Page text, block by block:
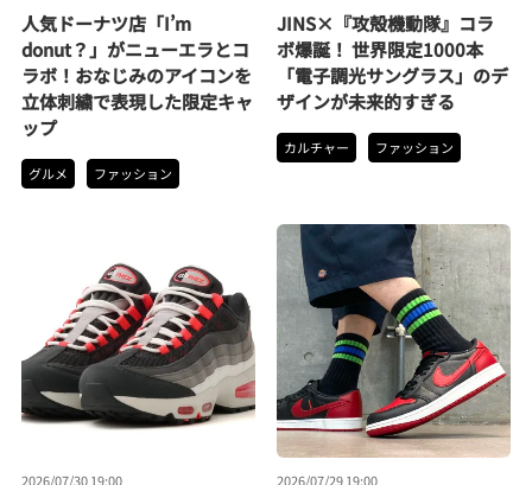
人気ドーナツ店「I’m
donut？」がニューエラとコ
ラボ！おなじみのアイコンを
立体刺繍で表現した限定キャ
ップ
グルメ ファッション
JINS×『攻殻機動隊』コラ
ボ爆誕！ 世界限定1000本
「電子調光サングラス」のデ
ザインが未来的すぎる
カルチャー ファッション
2026/07/30 19:00 2026/07/29 19:00